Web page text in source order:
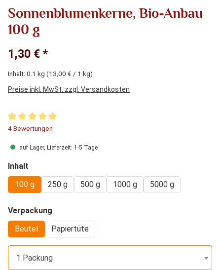
Sonnenblumenkerne, Bio-Anbau
100 g
1,30 € *
Inhalt: 0.1 kg (13,00 € / 1 kg)
Preise inkl. MwSt. zzgl. Versandkosten
Durchschnittliche Bewertung von 5 von 5 Sternen
4 Bewertungen
auf Lager, Lieferzeit: 1-5 Tage
Inhalt
100 g
250 g 500 g 1000 g 5000 g
Verpackung
Beutel
Papiertüte
1 Packung